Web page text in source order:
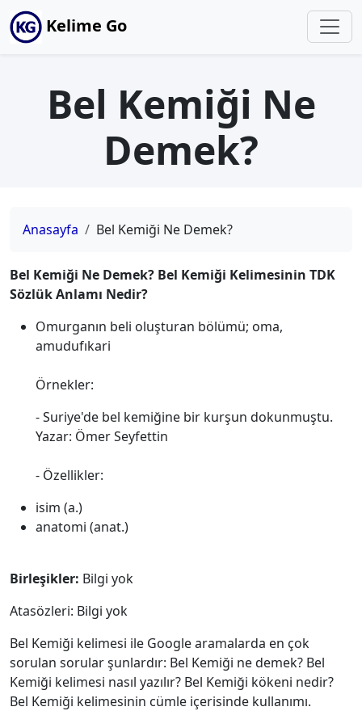
Kelime Go
Bel Kemiği Ne
Demek?
Anasayfa Bel Kemiği Ne Demek?
Bel Kemiği Ne Demek? Bel Kemiği Kelimesinin TDK
Sözlük Anlamı Nedir?
Omurganın beli oluşturan bölümü; oma,
amudufıkari
Örnekler:
- Suriye'de bel kemiğine bir kurşun dokunmuştu.
Yazar: Ömer Seyfettin
- Özellikler:
isim (a.)
anatomi (anat.)
Birleşikler: Bilgi yok
Atasözleri: Bilgi yok
Bel Kemiği kelimesi ile Google aramalarda en çok
sorulan sorular şunlardır: Bel Kemiği ne demek? Bel
Kemiği kelimesi nasıl yazılır? Bel Kemiği kökeni nedir?
Bel Kemiği kelimesinin cümle içerisinde kullanımı.